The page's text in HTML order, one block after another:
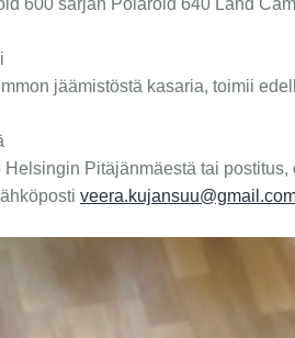
600 sarjan Polaroid 640 Land
jäämistöstä kasaria, toimii
Helsingin Pitäjänmäestä tai